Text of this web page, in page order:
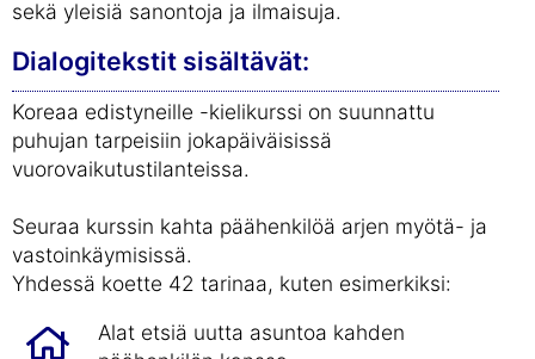
sekä yleisiä sanontoja ja ilmaisuja.
Dialogitekstit sisältävät:
Koreaa edistyneille -kielikurssi on suunnattu
puhujan tarpeisiin jokapäiväisissä
vuorovaikutustilanteissa.
Seuraa kurssin kahta päähenkilöä arjen myötä- ja
vastoinkäymisissä.
Yhdessä koette 42 tarinaa, kuten esimerkiksi:
Alat etsiä uutta asuntoa kahden